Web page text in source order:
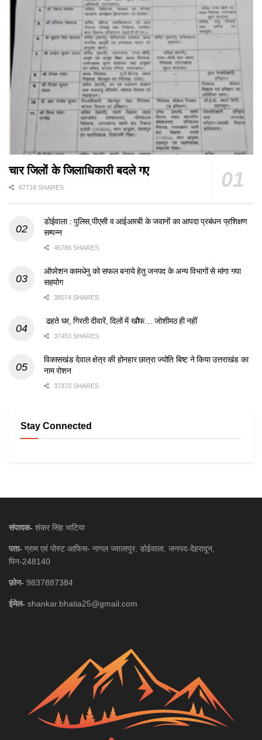
चार जिलों के जिलाधिकारी बदले गए
67718 SHARES
डोईवाला : पुलिस,पीएसी व आईआरबी के जवानों का आपदा प्रबंधन प्रशिक्षण
सम्पन्न
45786 SHARES
ऑपरेशन कामधेनु को सफल बनाये हेतु जनपद के अन्य विभागों से मांगा गया
सहयोग
38074 SHARES
ढहते घर, गिरती दीवारें, दिलों में खौफ… जोशीमठ ही नहीं
37453 SHARES
विकासखंड देवाल क्षेत्र की होनहार छात्रा ज्योति बिष्ट ने किया उत्तराखंड का
नाम रोशन
37370 SHARES
Stay Connected
संपादक- शंकर सिंह भाटिया
पता- ग्राम एवं पोस्ट आफिस- नागल ज्वालापुर, डोईवाला, जनपद-देहरादून,
पिन-248140
फ़ोन- 9837887384
ईमेल- shankar.bhatia25@gmail.com